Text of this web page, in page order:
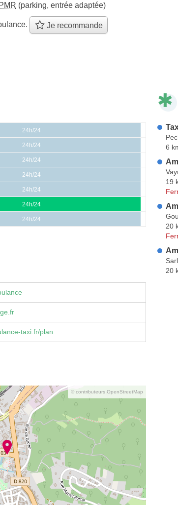
PMR (parking, entrée adaptée)
Je recommande
24h/24
24h/24
24h/24
24h/24
24h/24
24h/24
24h/24
taxi.fr/plan
© contributeurs OpenStreetMap
6
19
20
20